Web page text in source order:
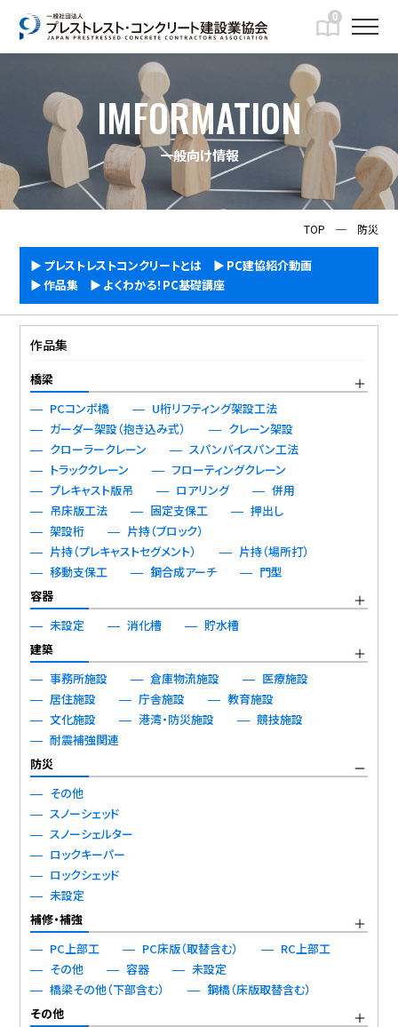
0
IMFORMATION
一般向け情報
TOP ─ 防災
プレストレストコンクリートとは
PC建協紹介動画
作品集
よくわかる！PC基礎講座
作品集
橋梁
PCコンポ橋
U桁リフティング架設工法
ガーダー架設（抱き込み式）
クレーン架設
クローラークレーン
スパンバイスパン工法
トラッククレーン
フローティングクレーン
プレキャスト版吊
ロアリング
併用
吊床版工法
固定支保工
押出し
架設桁
片持（ブロック）
片持（プレキャストセグメント）
片持（場所打）
移動支保工
鋼合成アーチ
門型
容器
未設定
消化槽
貯水槽
建築
事務所施設
倉庫物流施設
医療施設
居住施設
庁舎施設
教育施設
文化施設
港湾・防災施設
競技施設
耐震補強関連
防災
その他
スノーシェッド
スノーシェルター
ロックキーパー
ロックシェッド
未設定
補修・補強
PC上部工
PC床版（取替含む）
RC上部工
その他
容器
未設定
橋梁その他（下部含む）
鋼橋（床版取替含む）
その他